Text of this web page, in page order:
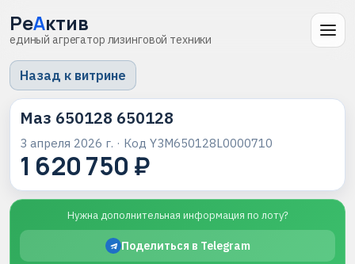
РеАктив
единый агрегатор лизинговой техники
Назад к витрине
Маз 650128 650128
3 апреля 2026 г. · Код Y3M650128L0000710
1 620 750 ₽
Нужна дополнительная информация по лоту?
Поделиться в Telegram